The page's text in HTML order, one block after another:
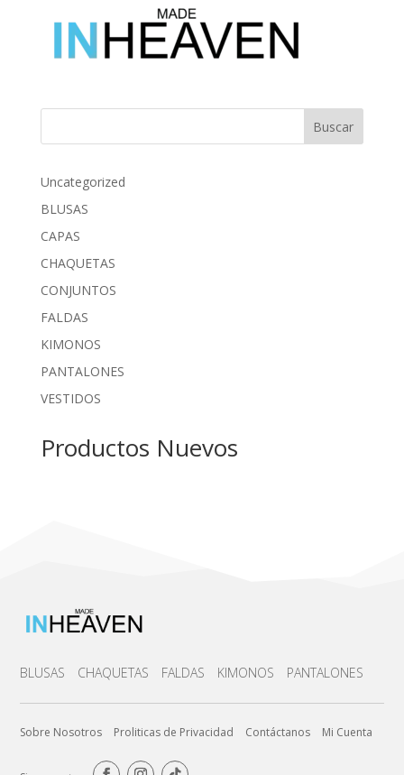
Buscar
Uncategorized
BLUSAS
CAPAS
CHAQUETAS
CONJUNTOS
FALDAS
KIMONOS
PANTALONES
VESTIDOS
Productos Nuevos
BLUSAS CHAQUETAS FALDAS KIMONOS PANTALONES
Sobre Nosotros Proliticas de Privacidad Contáctanos Mi Cuenta